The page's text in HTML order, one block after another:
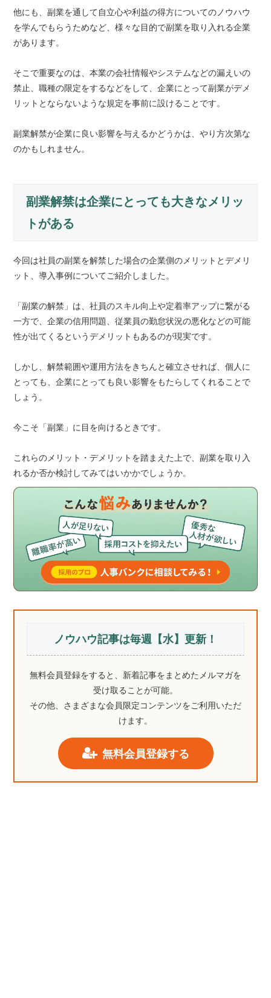
他にも、副業を通して自立心や利益の得方についてのノウハウ
を学んでもらうためなど、様々な目的で副業を取り入れる企業
があります。
そこで重要なのは、本業の会社情報やシステムなどの漏えいの
禁止、職種の限定をするなどをして、企業にとって副業がデメ
リットとならないような規定を事前に設けることです。
副業解禁が企業に良い影響を与えるかどうかは、やり方次第な
のかもしれません。
副業解禁は企業にとっても大きなメリッ
トがある
今回は社員の副業を解禁した場合の企業側のメリットとデメリ
ット、導入事例についてご紹介しました。
「副業の解禁」は、社員のスキル向上や定着率アップに繋がる
一方で、企業の信用問題、従業員の勤怠状況の悪化などの可能
性が出てくるというデメリットもあるのが現実です。
しかし、解禁範囲や運用方法をきちんと確立させれば、個人に
とっても、企業にとっても良い影響をもたらしてくれることで
しょう。
今こそ「副業」に目を向けるときです。
これらのメリット・デメリットを踏まえた上で、副業を取り入
れるか否か検討してみてはいかかでしょうか。
ノウハウ記事は毎週【水】更新！
無料会員登録をすると、新着記事をまとめたメルマガを
受け取ることが可能。
その他、さまざまな会員限定コンテンツをご利用いただ
けます。
無料会員登録する